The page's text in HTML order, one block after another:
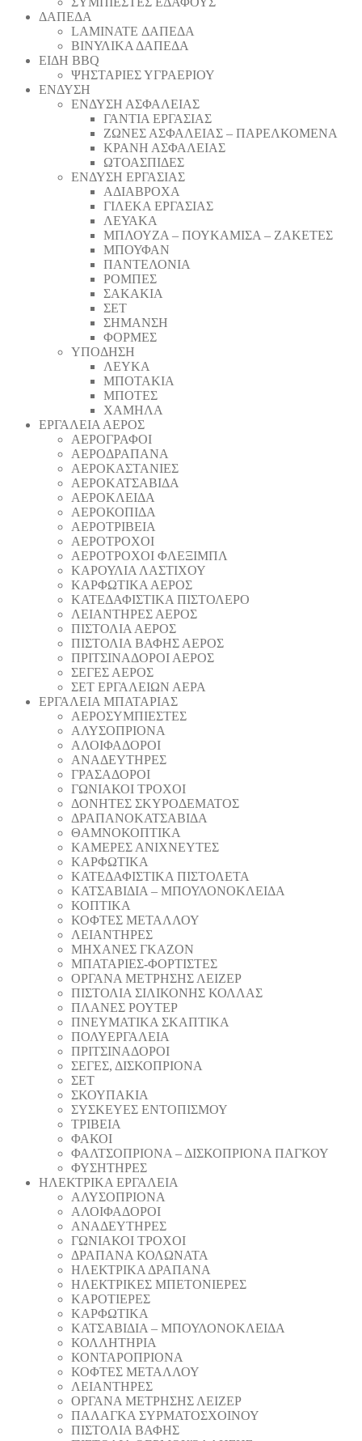
ΔΑΠΕΔΑ
LAMINATE ΔΑΠΕΔΑ
ΒΙΝΥΛΙΚΑ ΔΑΠΕΔΑ
ΕΙΔΗ BBQ
ΨΗΣΤΑΡΙΕΣ ΥΓΡΑΕΡΙΟΥ
ΕΝΔΥΣΗ
ΕΝΔΥΣΗ ΑΣΦΑΛΕΙΑΣ
ΓΑΝΤΙΑ ΕΡΓΑΣΙΑΣ
ΖΩΝΕΣ ΑΣΦΑΛΕΙΑΣ – ΠΑΡΕΛΚΟΜΕΝΑ
ΚΡΑΝΗ ΑΣΦΑΛΕΙΑΣ
ΩΤΟΑΣΠΙΔΕΣ
ΕΝΔΥΣΗ ΕΡΓΑΣΙΑΣ
ΑΔΙΑΒΡΟΧΑ
ΓΙΛΕΚΑ ΕΡΓΑΣΙΑΣ
ΛΕΥΑΚΑ
ΜΠΛΟΥΖΑ – ΠΟΥΚΑΜΙΣΑ – ΖΑΚΕΤΕΣ
ΜΠΟΥΦΑΝ
ΠΑΝΤΕΛΟΝΙΑ
ΡΟΜΠΕΣ
ΣΑΚΑΚΙΑ
ΣΕΤ
ΣΗΜΑΝΣΗ
ΦΟΡΜΕΣ
ΥΠΟΔΗΣΗ
ΛΕΥΚΑ
ΜΠΟΤΑΚΙΑ
ΜΠΟΤΕΣ
ΧΑΜΗΛΑ
ΕΡΓΑΛΕΙΑ ΑΕΡΟΣ
ΑΕΡΟΓΡΑΦΟΙ
ΑΕΡΟΔΡΑΠΑΝA
ΑΕΡΟΚΑΣΤΑΝΙΕΣ
ΑΕΡΟΚΑΤΣΑΒΙΔΑ
ΑΕΡΟΚΛΕΙΔΑ
ΑΕΡΟΚΟΠΙΔΑ
ΑΕΡΟΤΡΙΒΕΙΑ
ΑΕΡΟΤΡΟΧΟΙ
ΑΕΡΟΤΡΟΧΟΙ ΦΛΕΞΙΜΠΛ
ΚΑΡΟΥΛΙΑ ΛΑΣΤΙΧΟΥ
ΚΑΡΦΩΤΙΚΑ ΑΕΡΟΣ
ΚΑΤΕΔΑΦΙΣΤΙΚΑ ΠΙΣΤΟΛΕΡΟ
ΛΕΙΑΝΤΗΡΕΣ ΑΕΡΟΣ
ΠΙΣΤΟΛΙΑ ΑΕΡΟΣ
ΠΙΣΤΟΛΙΑ ΒΑΦΗΣ ΑΕΡΟΣ
ΠΡΙΤΣΙΝΑΔΟΡΟΙ ΑΕΡΟΣ
ΣΕΓΕΣ ΑΕΡΟΣ
ΣΕΤ ΕΡΓΑΛΕΙΩΝ ΑΕΡΑ
ΕΡΓΑΛΕΙΑ ΜΠΑΤΑΡΙΑΣ
AEΡΟΣΥΜΠΙΕΣΤΕΣ
AΛΥΣΟΠΡΙΟΝΑ
ΑΛΟΙΦΑΔOΡΟI
ΑΝΑΔΕΥΤΗΡΕΣ
ΓΡΑΣΑΔΟΡΟΙ
ΓΩΝΙΑΚΟΙ ΤΡΟΧΟΙ
ΔΟΝΗΤΕΣ ΣΚΥΡΟΔΕΜΑΤΟΣ
ΔΡΑΠΑΝΟΚΑΤΣΑΒΙΔΑ
ΘAΜΝΟΚΟΠΤΙΚΑ
ΚΑΜΕΡΕΣ ΑΝΙΧΝΕΥΤΕΣ
ΚΑΡΦΩΤΙΚΑ
ΚΑΤΕΔΑΦΙΣΤΙΚΑ ΠΙΣΤΟΛΕΤΑ
ΚΑΤΣΑΒΙΔΙΑ – ΜΠΟΥΛΟΝΟΚΛΕΙΔΑ
ΚΟΠΤΙΚA
ΚΟΦΤΕΣ ΜΕΤΑΛΛΟΥ
ΛΕΙΑΝΤΗΡEΣ
ΜΗΧΑΝΕΣ ΓΚΑΖΟΝ
ΜΠΑΤΑΡΙΕΣ-ΦΟΡΤΙΣΤΕΣ
ΟΡΓΑΝΑ ΜΕΤΡΗΣΗΣ ΛΕΙΖΕΡ
ΠΙΣΤΟΛΙA ΣΙΛΙΚΟΝΗΣ ΚΟΛΛΑΣ
ΠΛΑΝΕΣ ΡΟΥΤΕΡ
ΠΝΕΥΜΑΤΙΚΑ ΣΚΑΠΤΙΚΑ
ΠΟΛΥΕΡΓΑΛΕΙΑ
ΠΡΙΤΣΙΝΑΔΟΡΟΙ
ΣΕΓΕΣ, ΔΙΣΚΟΠΡΙΟΝΑ
ΣΕΤ
ΣΚΟΥΠΑΚΙΑ
ΣΥΣΚΕΥΕΣ ΕΝΤΟΠΙΣΜΟΥ
ΤΡΙΒΕΙΑ
ΦΑΚΟΙ
ΦΑΛΤΣΟΠΡΙΟΝΑ – ΔΙΣΚΟΠΡΙΟΝΑ ΠΑΓΚΟΥ
ΦΥΣΗΤΗΡΕΣ
ΗΛΕΚΤΡΙΚΑ ΕΡΓΑΛΕΙΑ
AΛΥΣΟΠΡΙΟΝΑ
ΑΛΟΙΦΑΔOΡΟI
ΑΝΑΔΕΥΤΗΡΕΣ
ΓΩΝΙΑΚΟΙ ΤΡΟΧΟΙ
ΔΡΑΠΑΝΑ ΚΟΛΩΝΑΤΑ
ΗΛΕΚΤΡΙΚΑ ΔΡΑΠΑΝΑ
ΗΛΕΚΤΡΙΚΕΣ ΜΠΕΤΟΝΙΕΡΕΣ
ΚΑΡΟΤΙΕΡΕΣ
ΚΑΡΦΩΤΙΚΑ
ΚΑΤΣΑΒΙΔΙΑ – ΜΠΟΥΛΟΝΟΚΛΕΙΔΑ
ΚΟΛΛΗΤΗΡΙΑ
ΚΟΝΤΑΡΟΠΡΙΟΝΑ
ΚΟΦΤΕΣ ΜΕΤΑΛΛΟΥ
ΛΕΙΑΝΤΗΡEΣ
ΟΡΓΑΝΑ ΜΕΤΡΗΣΗΣ ΛΕΙΖΕΡ
ΠΑΛΑΓΚΑ ΣΥΡΜΑΤΟΣΧΟΙΝΟΥ
ΠΙΣΤΟΛΙΑ ΒΑΦΗΣ